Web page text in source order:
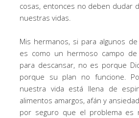
cosas, entonces no deben dudar
nuestras vidas.
Mis hermanos, si para algunos
es como un hermoso campo de
para descansar, no es porque
porque su plan no funcione.
nuestra vida está llena de
alimentos amargos, afán y
por seguro que el problema es